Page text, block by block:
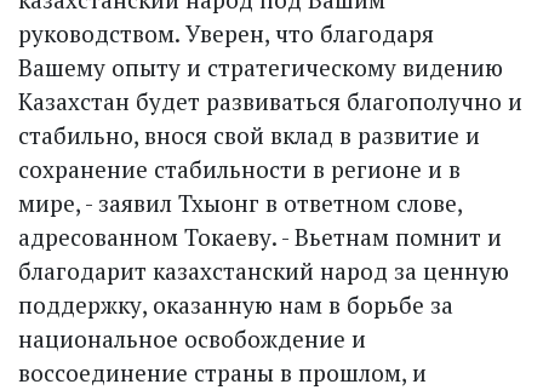
руководством. Уверен, что благодаря
Вашему опыту и стратегическому видению
Казахстан будет развиваться благополучно и
стабильно, внося свой вклад в развитие и
сохранение стабильности в регионе и в
мире, - заявил Тхыонг в ответном слове,
адресованном Токаеву. - Вьетнам помнит и
благодарит казахстанский народ за ценную
поддержку, оказанную нам в борьбе за
национальное освобождение и
воссоединение страны в прошлом, и